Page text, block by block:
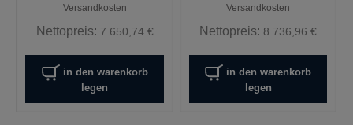
Versandkosten
Nettopreis: 7.650,74 €
in den warenkorb
legen
Versandkosten
Nettopreis: 8.736,96 €
in den warenkorb
legen